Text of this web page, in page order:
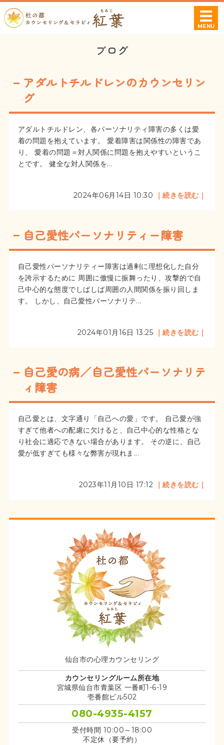
杜の都カウン
MENU
相談可能な症状・お悩み
ご利用・ご予約について
ブログ
アダルトチルドレンのカウンセリン
グ
アダルトチルドレン、各パーソナリティ障害の多くは愛
着の問題を抱えています。 愛着障害は関係性の障害であ
り、 愛着の問題＝対人関係に問題を抱えやすいというこ
とです。 健全な対人関係を...
2024年06月14日 10:30 ｜続きを読む｜
自己愛性パーソナリティー障害
自己愛性パーソナリティー障害は過剰に理想化した自分
を誇示するために 周囲に傲慢に振舞ったり、攻撃的で自
己中心的な態度でしばしば周囲の人間関係を振り回しま
す。 しかし、自己愛性パーソナリテ...
2024年01月16日 13:25 ｜続きを読む｜
自己愛の病／自己愛性パーソナリテ
ィ障害
自己愛とは、文字通り「自己への愛」です。 自己愛が強
すぎて他者への配慮に欠けると、自己中心的な性格とな
り社会に適応できない場合があります。 その逆に、自己
愛が低すぎても様々な弊害が現れま...
2023年11月10日 17:12 ｜続きを読む｜
仙台市の心理カウンセリング
カウンセリングルーム所在地
宮城県仙台市青葉区 一番町1-6-19
壱番館ビル502
080-4935-4157
受付時間 10:00～18:00
不定休（要予約）